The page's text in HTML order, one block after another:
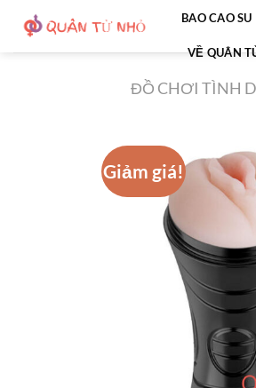
nội
BAO CAO SU
VỀ QUÂN
ĐỒ CHƠI TÌNH
Giảm giá!